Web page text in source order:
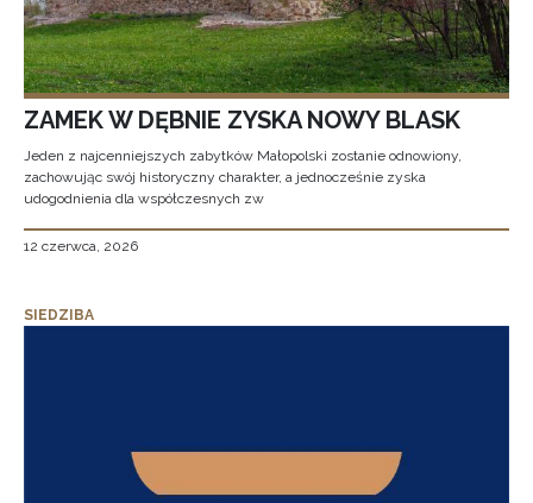
ZAMEK W DĘBNIE ZYSKA NOWY BLASK
Jeden z najcenniejszych zabytków Małopolski zostanie odnowiony,
zachowując swój historyczny charakter, a jednocześnie zyska
udogodnienia dla współczesnych zw
12 czerwca, 2026
SIEDZIBA